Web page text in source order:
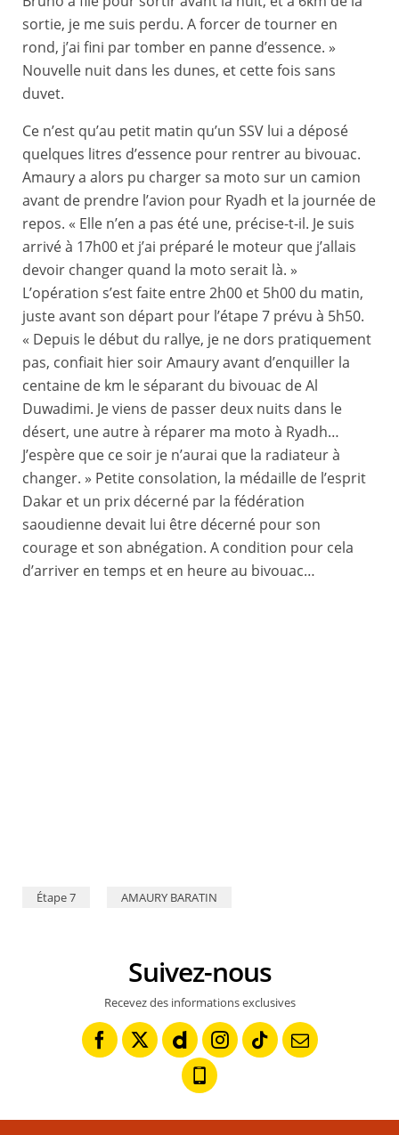
sortie, je me suis perdu. A forcer de tourner en
rond, j’ai fini par tomber en panne d’essence. »
Nouvelle nuit dans les dunes, et cette fois sans
duvet.
Ce n’est qu’au petit matin qu’un SSV lui a déposé
quelques litres d’essence pour rentrer au bivouac.
Amaury a alors pu charger sa moto sur un camion
avant de prendre l’avion pour Ryadh et la journée de
repos. « Elle n’en a pas été une, précise-t-il. Je suis
arrivé à 17h00 et j’ai préparé le moteur que j’allais
devoir changer quand la moto serait là. »
L’opération s’est faite entre 2h00 et 5h00 du matin,
juste avant son départ pour l’étape 7 prévu à 5h50.
« Depuis le début du rallye, je ne dors pratiquement
pas, confiait hier soir Amaury avant d’enquiller la
centaine de km le séparant du bivouac de Al
Duwadimi. Je viens de passer deux nuits dans le
désert, une autre à réparer ma moto à Ryadh…
J’espère que ce soir je n’aurai que la radiateur à
changer. » Petite consolation, la médaille de l’esprit
Dakar et un prix décerné par la fédération
saoudienne devait lui être décerné pour son
courage et son abnégation. A condition pour cela
d’arriver en temps et en heure au bivouac…
Étape 7 AMAURY BARATIN
Suivez-nous
Recevez des informations exclusives